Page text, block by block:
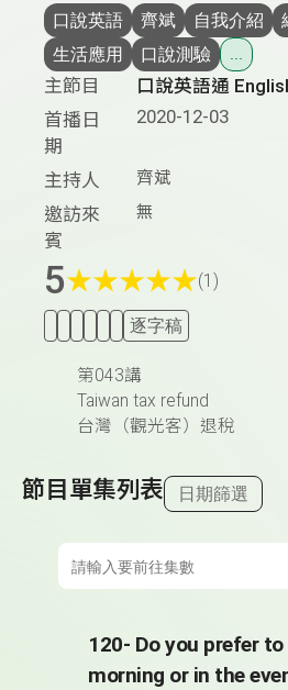
口說英語 齊斌 自我介紹
生活應用
口說測驗 ...
主節目
口說英語通
首播日
期
2020-12-03
主持人 齊斌
邀訪來
賓
無
5★★★★★(1)
逐字稿
第043講
Taiwan tax refund
台灣（觀光客）退稅
節目單集列表 日期篩選
120- Do you prefer
morning or in the